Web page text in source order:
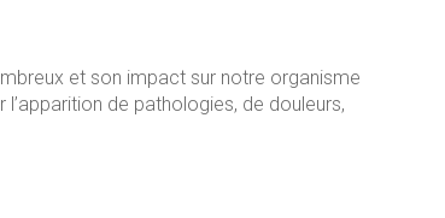
et son impact sur notre organisme
de pathologies, de douleurs,